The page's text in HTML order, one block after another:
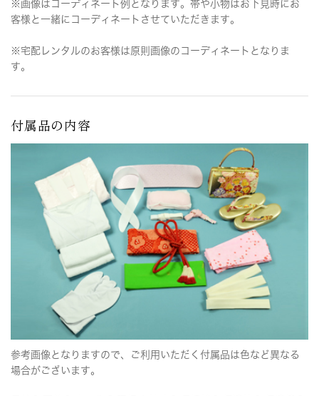
※画像はコーディネート例となります。帯や小物はお下見時にお
客様と一緒にコーディネートさせていただきます。
※宅配レンタルのお客様は原則画像のコーディネートとなりま
す。
付属品の内容
参考画像となりますので、ご利用いただく付属品は色など異なる
場合がございます。